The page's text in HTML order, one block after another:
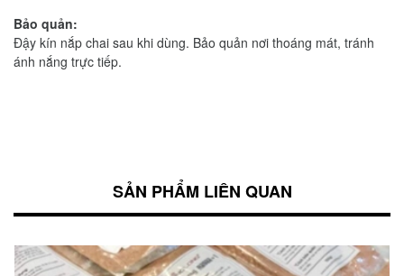
Bảo quản:
Đậy kín nắp chai sau khi dùng. Bảo quản nơi thoáng mát, tránh
ánh nắng trực tiếp.
SẢN PHẨM LIÊN QUAN